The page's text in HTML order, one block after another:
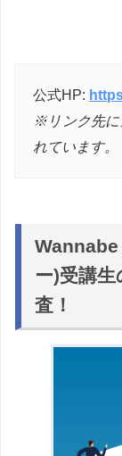
公式HP:
※リンク先に
れています。
ー)受講
査！